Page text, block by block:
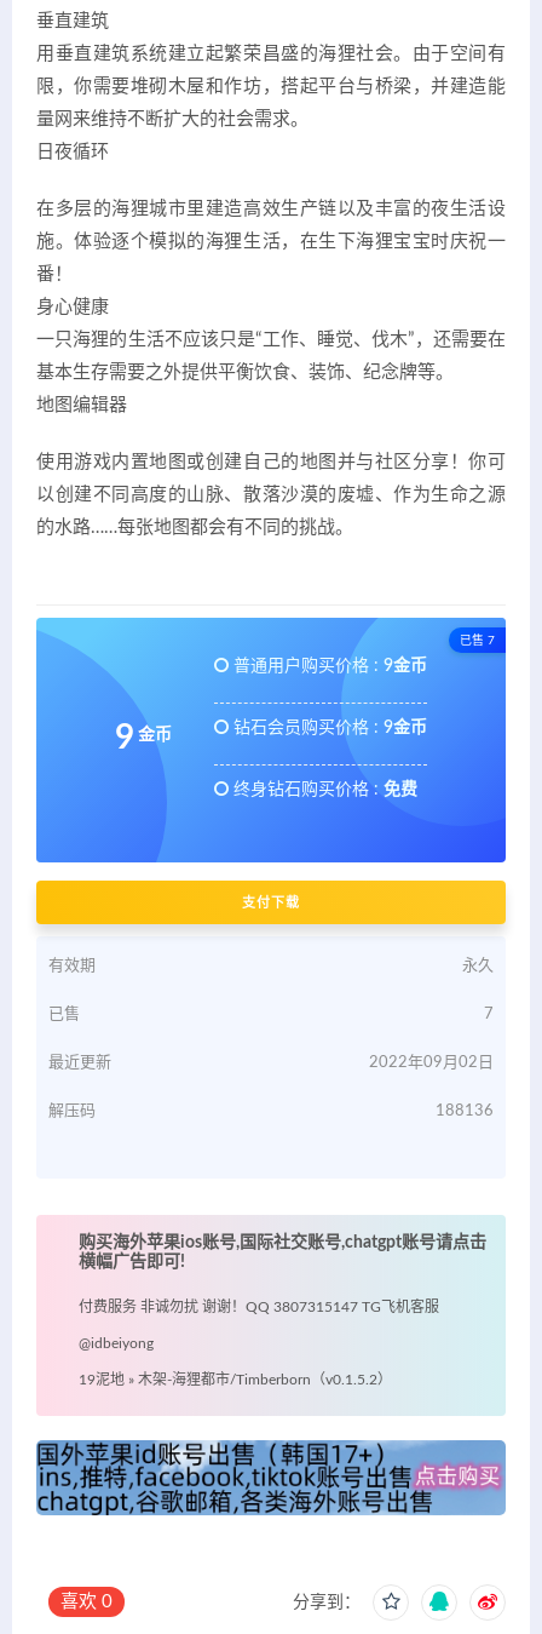
垂直建筑
用垂直建筑系统建立起繁荣昌盛的海狸社会。由于空间有
限，你需要堆砌木屋和作坊，搭起平台与桥梁，并建造能
量网来维持不断扩大的社会需求。
日夜循环
在多层的海狸城市里建造高效生产链以及丰富的夜生活设
施。体验逐个模拟的海狸生活，在生下海狸宝宝时庆祝一
番！
身心健康
一只海狸的生活不应该只是“工作、睡觉、伐木”，还需要在
基本生存需要之外提供平衡饮食、装饰、纪念牌等。
地图编辑器
使用游戏内置地图或创建自己的地图并与社区分享！你可
以创建不同高度的山脉、散落沙漠的废墟、作为生命之源
的水路……每张地图都会有不同的挑战。
已售 7
9 金币
普通用户购买价格 : 9金币
钻石会员购买价格 : 9金币
终身钻石购买价格 : 免费
支付下载
有效期 永久
已售 7
最近更新 2022年09月02日
解压码 188136
购买海外苹果ios账号,国际社交账号,chatgpt账号请点击
横幅广告即可!
付费服务 非诚勿扰 谢谢！QQ 3807315147 TG飞机客服
@idbeiyong
19泥地 » 木架-海狸都市/Timberborn（v0.1.5.2）
喜欢 0 分享到：